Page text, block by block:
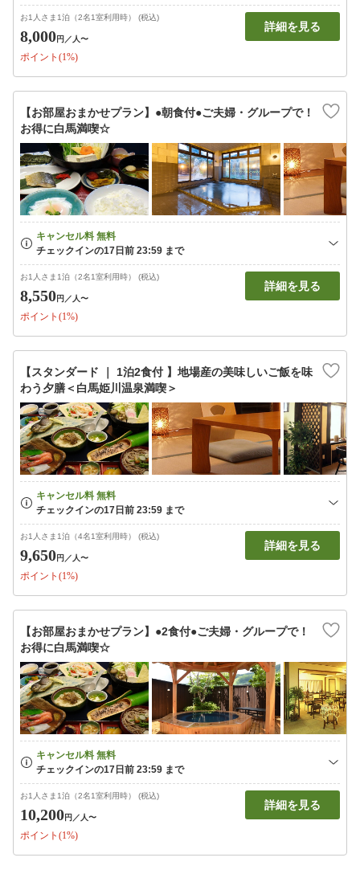
お1人さま1泊（2名1室利用時） (税込)
8,000円 ／人〜
ポイント(1%)
詳細を見る
【お部屋おまかせプラン】●朝食付●ご夫婦・グループで！
お得に白馬満喫☆
お1人さま1泊（2名1室利用時） (税込)
8,550円 ／人〜
ポイント(1%)
詳細を見る
【スタンダード ｜ 1泊2食付 】地場産の美味しいご飯を味
わう夕膳＜白馬姫川温泉満喫＞
お1人さま1泊（4名1室利用時） (税込)
9,650円 ／人〜
ポイント(1%)
詳細を見る
【お部屋おまかせプラン】●2食付●ご夫婦・グループで！
お得に白馬満喫☆
お1人さま1泊（2名1室利用時） (税込)
10,200円 ／人〜
ポイント(1%)
詳細を見る